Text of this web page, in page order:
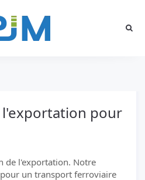
pour
de l'exportation. Notre
un transport ferroviaire